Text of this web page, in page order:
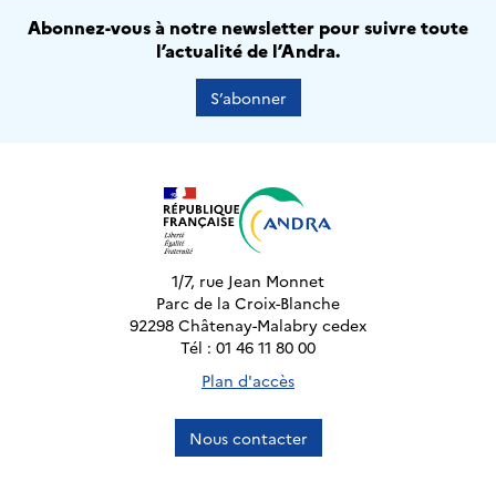
Abonnez-vous à notre newsletter pour suivre toute
l’actualité de l’Andra.
S’abonner
1/7, rue Jean Monnet
Parc de la Croix-Blanche
92298 Châtenay-Malabry cedex
Tél : 01 46 11 80 00
Plan d'accès
Nous contacter